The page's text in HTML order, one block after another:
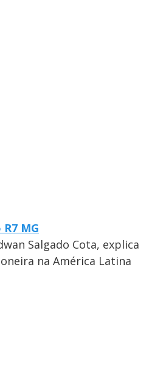
MG
Salgado Cota, explica
na América Latina